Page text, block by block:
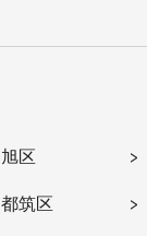
旭区
都筑区